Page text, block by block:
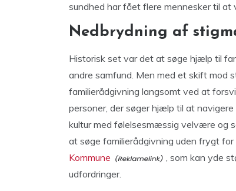
sundhed har fået flere mennesker til
Nedbrydning af
Historisk set var det at søge hjælp til
andre samfund. Men med et skift mod
familierådgivning langsomt ved at
personer, der søger hjælp til at
kultur med følelsesmæssig velvære og
at søge familierådgivning uden frygt
Kommune
, som kan yde
udfordringer.